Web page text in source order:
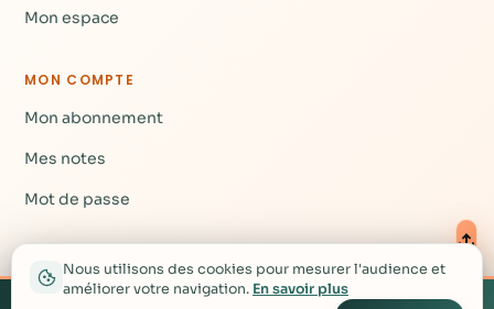
Nous utilisons des cookies pour mesurer l'audience et
améliorer votre navigation. En savoir plus
Mon espace
MON COMPTE
Mon abonnement
Mes notes
Mot de passe
Nous contacter
Créez votre compte